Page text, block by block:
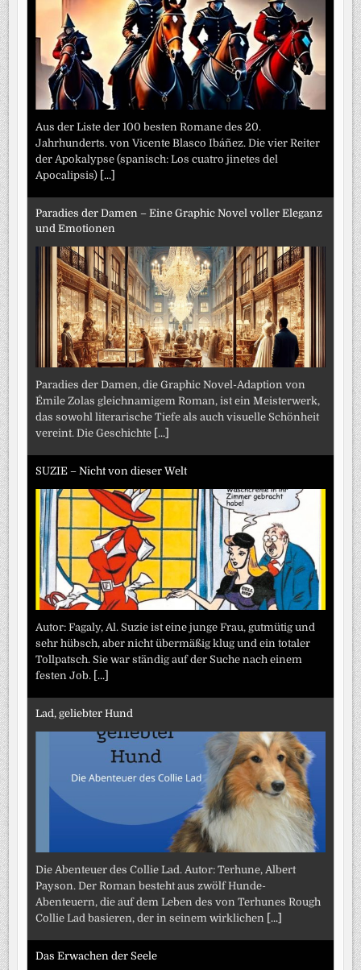
Aus der Liste der 100 besten Romane des 20.
Jahrhunderts. von Vicente Blasco Ibáñez. Die vier Reiter
der Apokalypse (spanisch: Los cuatro jinetes del
Apocalipsis) [...]
Paradies der Damen – Eine Graphic Novel voller Eleganz
und Emotionen
Paradies der Damen, die Graphic Novel-Adaption von
Émile Zolas gleichnamigem Roman, ist ein Meisterwerk,
das sowohl literarische Tiefe als auch visuelle Schönheit
vereint. Die Geschichte [...]
SUZIE – Nicht von dieser Welt
Autor: Fagaly, Al. Suzie ist eine junge Frau, gutmütig und
sehr hübsch, aber nicht übermäßig klug und ein totaler
Tollpatsch. Sie war ständig auf der Suche nach einem
festen Job. [...]
Lad, geliebter Hund
Die Abenteuer des Collie Lad. Autor: Terhune, Albert
Payson. Der Roman besteht aus zwölf Hunde-
Abenteuern, die auf dem Leben des von Terhunes Rough
Collie Lad basieren, der in seinem wirklichen [...]
Das Erwachen der Seele